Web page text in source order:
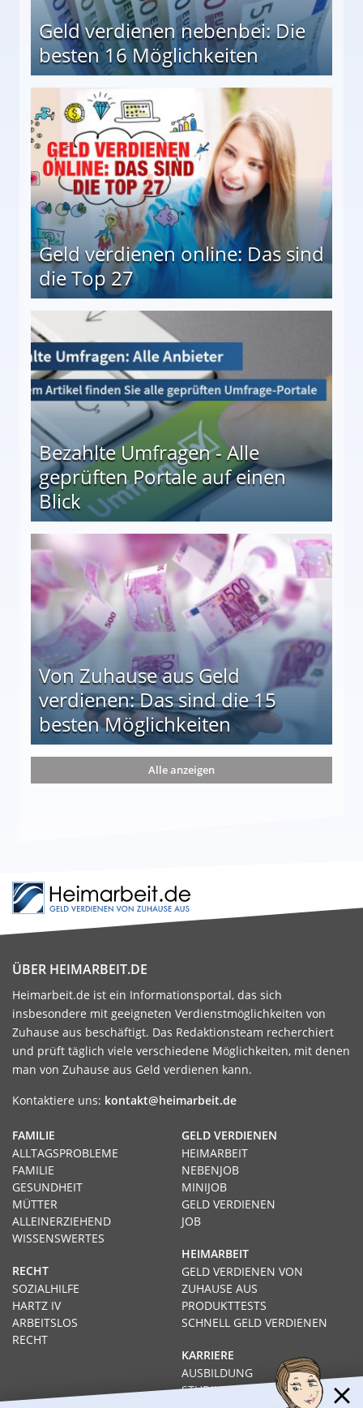
Geld verdienen nebenbei: Die
besten 16 Möglichkeiten
Geld verdienen online: Das sind
die Top 27
Bezahlte Umfragen - Alle
geprüften Portale auf einen
Blick
auf einen Blick
Von Zuhause aus Geld
verdienen: Das sind die 15
besten Möglichkeiten
die 15 besten Möglichkeiten
Alle anzeigen
ÜBER HEIMARBEIT.DE
Heimarbeit.de ist ein Informationsportal, das sich
insbesondere mit geeigneten Verdienstmöglichkeiten von
Zuhause aus beschäftigt. Das Redaktionsteam recherchiert
und prüft täglich viele verschiedene Möglichkeiten, mit denen
man von Zuhause aus Geld verdienen kann.
Kontaktiere uns: kontakt@heimarbeit.de
GELD VERDIENEN
HEIMARBEIT
NEBENJOB
MINIJOB
GELD VERDIENEN
JOB
HEIMARBEIT
GELD VERDIENEN VON
ZUHAUSE AUS
PRODUKTTESTS
SCHNELL GELD VERDIENEN
KARRIERE
AUSBILDUNG
STUDIUM
FAMILIE
ALLTAGSPROBLEME
FAMILIE
GESUNDHEIT
MÜTTER
ALLEINERZIEHEND
WISSENSWERTES
RECHT
SOZIALHILFE
HARTZ IV
ARBEITSLOS
RECHT